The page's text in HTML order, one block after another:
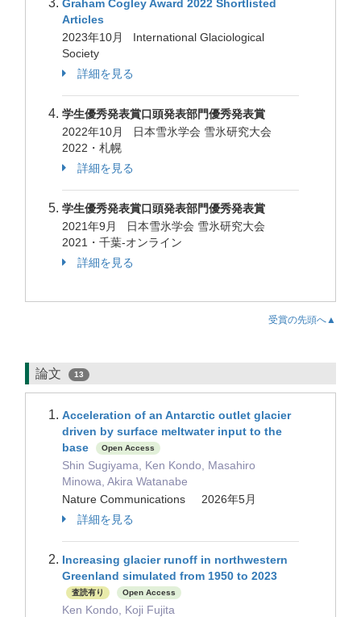
Graham Cogley Award 2022 Shortlisted
Articles
2023年10月 International Glaciological
Society
詳細を見る
学生優秀発表賞口頭発表部門優秀発表賞
2022年10月 日本雪氷学会 雪氷研究大会
2022・札幌
詳細を見る
学生優秀発表賞口頭発表部門優秀発表賞
2021年9月 日本雪氷学会 雪氷研究大会
2021・千葉-オンライン
詳細を見る
受賞の先頭へ▲
論文 13
Acceleration of an Antarctic outlet glacier
driven by surface meltwater input to the
base
Open Access
Shin Sugiyama, Ken Kondo, Masahiro
Minowa, Akira Watanabe
Nature Communications 2026年5月
詳細を見る
Increasing glacier runoff in northwestern
Greenland simulated from 1950 to 2023
査読有り Open Access
Ken Kondo, Koji Fujita